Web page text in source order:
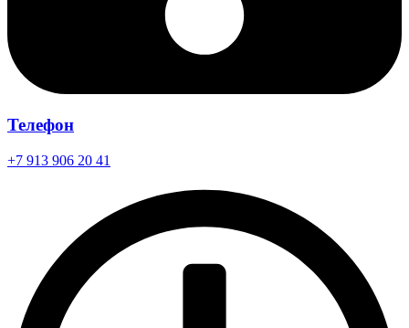
Телефон
+7 913 906 20 41